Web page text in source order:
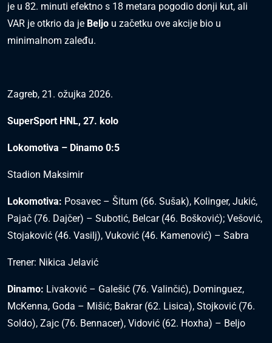
je u 82. minuti efektno s 18 metara pogodio donji kut, ali
VAR je otkrio da je Beljo u začetku ove akcije bio u
minimalnom zaleđu.
Zagreb, 21. ožujka 2026.
SuperSport HNL, 27. kolo
Lokomotiva – Dinamo 0:5
Stadion Maksimir
Lokomotiva: Posavec – Šitum (66. Sušak), Kolinger, Jukić,
Pajač (76. Dajčer) – Subotić, Belcar (46. Bošković); Vešović,
Stojaković (46. Vasilj), Vuković (46. Kamenović) – Sabra
Trener: Nikica Jelavić
Dinamo: Livaković – Galešić (76. Valinčić), Dominguez,
McKenna, Goda – Mišić; Bakrar (62. Lisica), Stojković (76.
Soldo), Zajc (76. Bennacer), Vidović (62. Hoxha) – Beljo